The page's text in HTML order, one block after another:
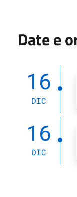
Date e
16
DIC
16
DIC